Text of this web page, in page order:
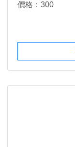
價格：300